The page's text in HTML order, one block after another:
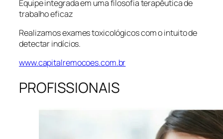
Equipe integrada em uma filosofia terapêutica de
trabalho eficaz
Realizamos exames toxicológicos com o intuito de
detectar indícios.
www.capitalremocoes.com.br
PROFISSIONAIS